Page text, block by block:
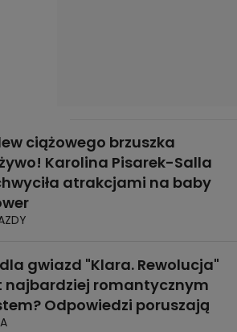
ciążowego brzuszka
Karolina Pisarek-Salla
atrakcjami na baby
gwiazd "Klara. Rewolucja"
najbardziej romantycznym
Odpowiedzi poruszają